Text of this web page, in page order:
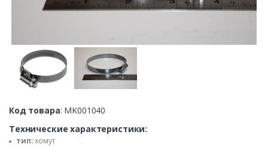
Код товара: MK001040
Технические характеристики:
тип:хомут